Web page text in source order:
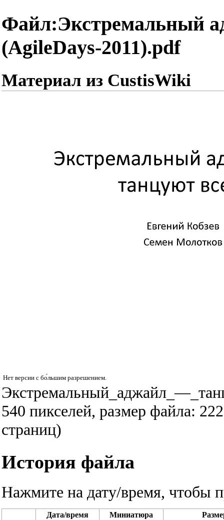
Файл:Экстремальный
(AgileDays-2011).pdf
Материал из CustisWiki
Нет версии с бо́льшим разрешением.
540 пикселей, размер файла:
страниц)
История файла
Нажмите на дату/время, чтобы
Дата/время Миниатюра